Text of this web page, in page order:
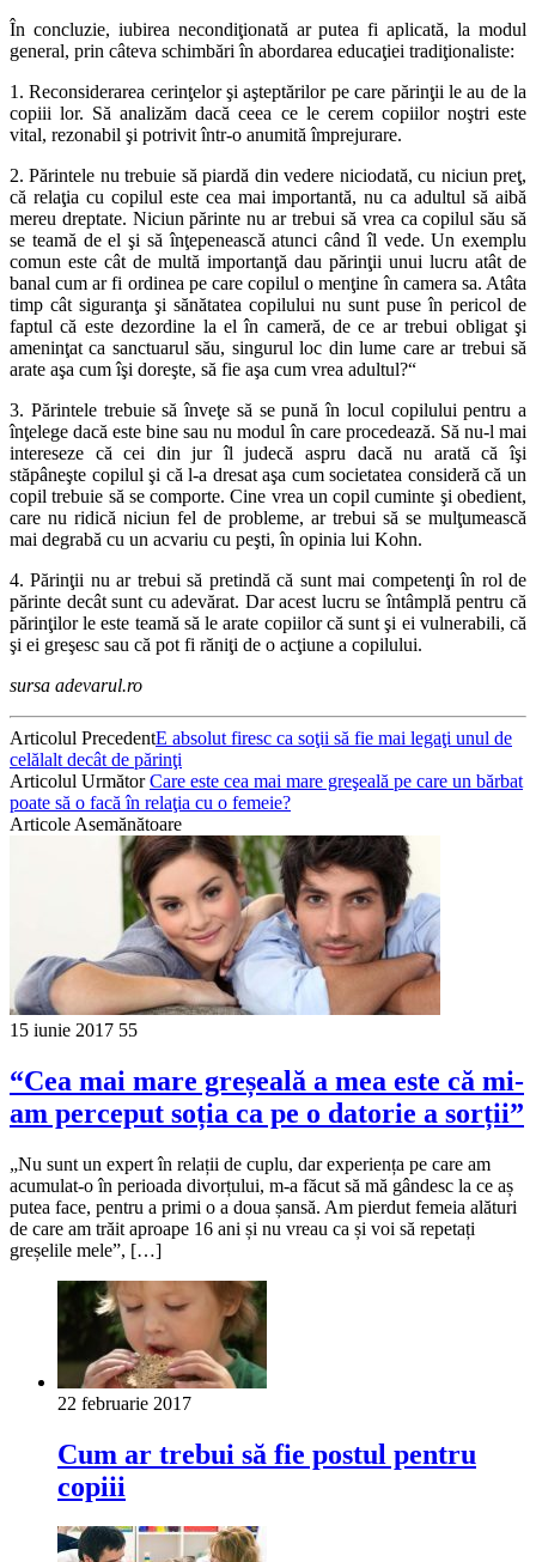
În concluzie, iubirea necondiţionată ar putea fi aplicată, la modul
general, prin câteva schimbări în abordarea educaţiei tradiţionaliste:
1. Reconsiderarea cerinţelor şi aşteptărilor pe care părinţii le au de la
copiii lor. Să analizăm dacă ceea ce le cerem copiilor noştri este
vital, rezonabil şi potrivit într-o anumită împrejurare.
2. Părintele nu trebuie să piardă din vedere niciodată, cu niciun preţ,
că relaţia cu copilul este cea mai importantă, nu ca adultul să aibă
mereu dreptate. Niciun părinte nu ar trebui să vrea ca copilul său să
se teamă de el şi să înţepenească atunci când îl vede. Un exemplu
comun este cât de multă importanţă dau părinţii unui lucru atât de
banal cum ar fi ordinea pe care copilul o menţine în camera sa. Atâta
timp cât siguranţa şi sănătatea copilului nu sunt puse în pericol de
faptul că este dezordine la el în cameră, de ce ar trebui obligat şi
ameninţat ca sanctuarul său, singurul loc din lume care ar trebui să
arate aşa cum îşi doreşte, să fie aşa cum vrea adultul?“
3. Părintele trebuie să înveţe să se pună în locul copilului pentru a
înţelege dacă este bine sau nu modul în care procedează. Să nu-l mai
intereseze că cei din jur îl judecă aspru dacă nu arată că îşi
stăpâneşte copilul şi că l-a dresat aşa cum societatea consideră că un
copil trebuie să se comporte. Cine vrea un copil cuminte şi obedient,
care nu ridică niciun fel de probleme, ar trebui să se mulţumească
mai degrabă cu un acvariu cu peşti, în opinia lui Kohn.
4. Părinţii nu ar trebui să pretindă că sunt mai competenţi în rol de
părinte decât sunt cu adevărat. Dar acest lucru se întâmplă pentru că
părinţilor le este teamă să le arate copiilor că sunt şi ei vulnerabili, că
şi ei greşesc sau că pot fi răniţi de o acţiune a copilului.
sursa adevarul.ro
Articolul PrecedentE absolut firesc ca soţii să fie mai legaţi unul de
celălalt decât de părinţi
Articolul UrmătorCare este cea mai mare greşeală pe care un bărbat
poate să o facă în relaţia cu o femeie?
Articole Asemănătoare
15 iunie 2017 55
“Cea mai mare greșeală a mea este că mi-
am perceput soția ca pe o datorie a sorții”
„Nu sunt un expert în relații de cuplu, dar experiența pe care am
acumulat-o în perioada divorțului, m-a făcut să mă gândesc la ce aș
putea face, pentru a primi o a doua șansă. Am pierdut femeia alături
de care am trăit aproape 16 ani și nu vreau ca și voi să repetați
greșelile mele”, […]
22 februarie 2017
Cum ar trebui să fie postul pentru
copiii